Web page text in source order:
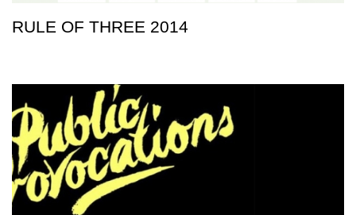
RULE OF THREE 2014